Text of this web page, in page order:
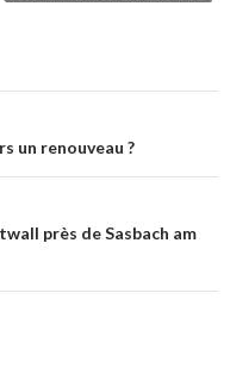
un renouveau ?
près de Sasbach am